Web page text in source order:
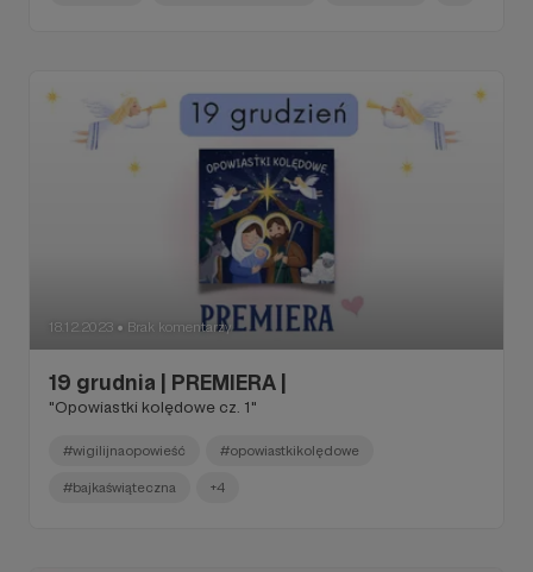
18.12.2023 ● Brak komentarzy
19 grudnia | PREMIERA |
"Opowiastki kolędowe cz. 1"
#wigilijnaopowieść #opowiastkikolędowe
#bajkaświąteczna +4